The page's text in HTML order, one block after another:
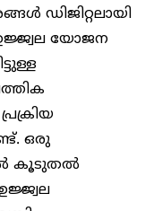
ഡിജിറ്റലായി
യോജന
ഒരു
കൂടുതൽ